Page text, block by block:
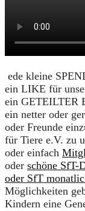
ede kleine
ein LIKE für
ein GETEILTER
ein netter oder
oder Freunde
für Tiere e.V. zu
oder einfach
oder schöne SfT-
oder SfT
Möglichkeiten
Kindern eine